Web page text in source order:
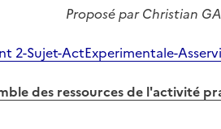
Proposé par Christian
2-Sujet-ActExperimentale-
des ressources de l'activité